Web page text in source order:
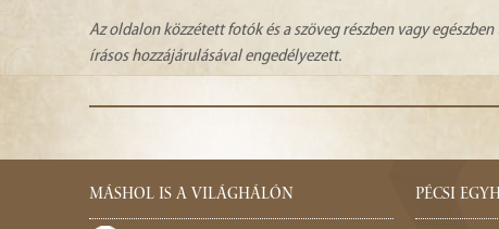
Az oldalon közzétett fotók és a szöveg részben vagy
írásos hozzájárulásával engedélyezett.
MÁSHOL IS A VILÁGHÁLÓN PÉCSI